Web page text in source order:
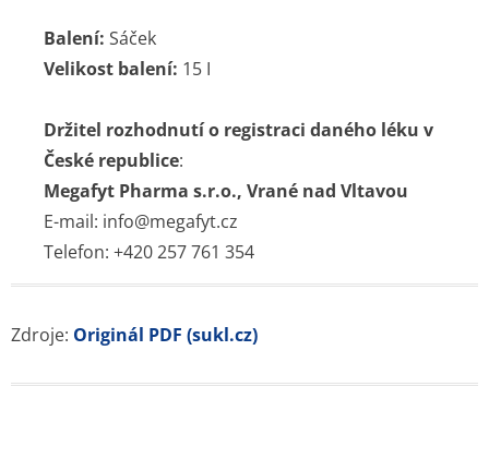
Balení: Sáček
Velikost balení: 15 I
Držitel rozhodnutí o registraci daného léku v
České republice:
Megafyt Pharma s.r.o., Vrané nad Vltavou
E-mail: info@megafyt.cz
Telefon: +420 257 761 354
Zdroje: Originál PDF (sukl.cz)